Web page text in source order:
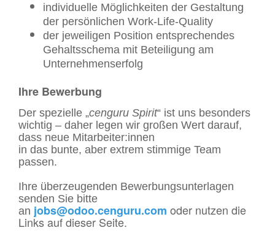
individuelle Möglichkeiten der Gestaltung
der persönlichen Work-Life-Quality
der jeweiligen Position entsprechendes
Gehaltsschema mit Beteiligung am
Unternehmenserfolg
Ihre Bewerbung
Der spezielle „cenguru Spirit“ ist uns besonders
wichtig – daher legen wir großen Wert darauf,
dass neue Mitarbeiter:innen
in das bunte, aber extrem stimmige Team
passen.
Ihre überzeugenden Bewerbungsunterlagen
senden Sie bitte
an jobs@odoo.cenguru.com oder nutzen die
Links auf dieser Seite.